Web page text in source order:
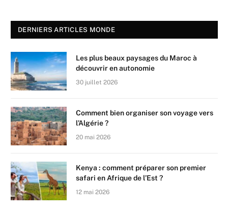
DERNIERS ARTICLES MONDE
Les plus beaux paysages du Maroc à
découvrir en autonomie
30 juillet 2026
Comment bien organiser son voyage vers
l’Algérie ?
20 mai 2026
Kenya : comment préparer son premier
safari en Afrique de l’Est ?
12 mai 2026